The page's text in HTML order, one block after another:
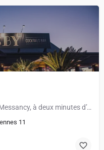
Restaurant brasserie & cocktails à Messancy, à deux minutes d’Arlon
11